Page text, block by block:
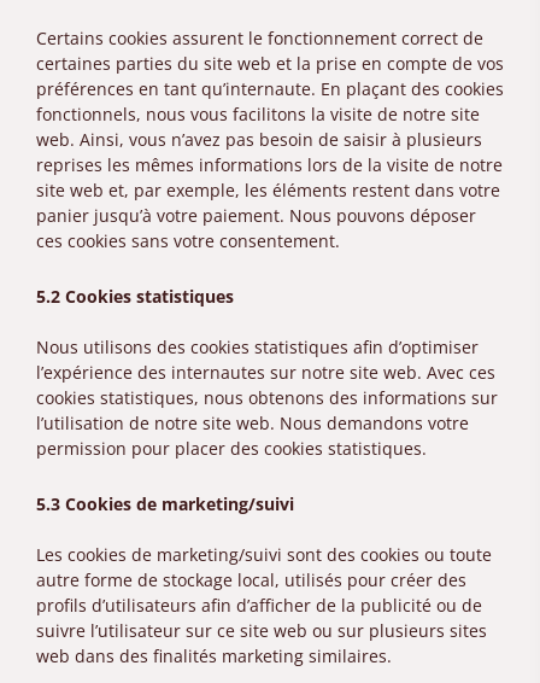
Certains cookies assurent le fonctionnement correct de
certaines parties du site web et la prise en compte de vos
préférences en tant qu’internaute. En plaçant des cookies
fonctionnels, nous vous facilitons la visite de notre site
web. Ainsi, vous n’avez pas besoin de saisir à plusieurs
reprises les mêmes informations lors de la visite de notre
site web et, par exemple, les éléments restent dans votre
panier jusqu’à votre paiement. Nous pouvons déposer
ces cookies sans votre consentement.
5.2 Cookies statistiques
Nous utilisons des cookies statistiques afin d’optimiser
l’expérience des internautes sur notre site web. Avec ces
cookies statistiques, nous obtenons des informations sur
l’utilisation de notre site web. Nous demandons votre
permission pour placer des cookies statistiques.
5.3 Cookies de marketing/suivi
Les cookies de marketing/suivi sont des cookies ou toute
autre forme de stockage local, utilisés pour créer des
profils d’utilisateurs afin d’afficher de la publicité ou de
suivre l’utilisateur sur ce site web ou sur plusieurs sites
web dans des finalités marketing similaires.